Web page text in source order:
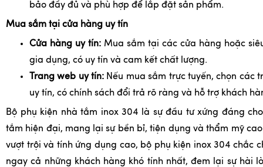
bảo đầy đủ và phù hợp để lắp đặt sản phẩm.
Mua sắm tại cửa hàng uy tín
Cửa hàng uy tín: Mua sắm tại các cửa hàng hoặc
gia dụng, có uy tín và cam kết chất lượng.
Trang web uy tín: Nếu mua sắm trực tuyến, chọn các
uy tín, có chính sách đổi trả rõ ràng và hỗ trợ khách
Bộ phụ kiện nhà tắm inox 304 là sự đầu tư xứng đáng
tắm hiện đại, mang lại sự bền bỉ, tiện dụng và thẩm mỹ
vượt trội và tính ứng dụng cao, bộ phụ kiện inox 304 chắc
ngay cả những khách hàng khó tính nhất, đem lại sự hài